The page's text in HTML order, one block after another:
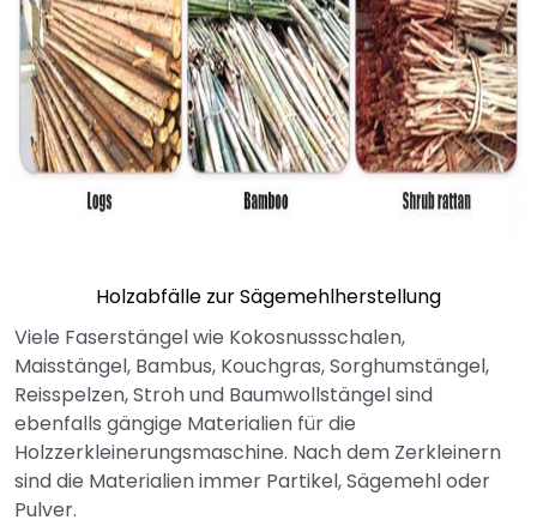
Holzabfälle zur Sägemehlherstellung
Viele Faserstängel wie Kokosnussschalen,
Maisstängel, Bambus, Kouchgras, Sorghumstängel,
Reisspelzen, Stroh und Baumwollstängel sind
ebenfalls gängige Materialien für die
Holzzerkleinerungsmaschine. Nach dem Zerkleinern
sind die Materialien immer Partikel, Sägemehl oder
Pulver.